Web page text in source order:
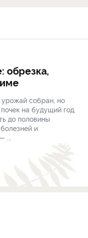
обрезка,
собран, но
на будущий год.
до половины
и